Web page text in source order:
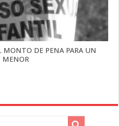
MONTO DE PENA PARA UN
MENOR